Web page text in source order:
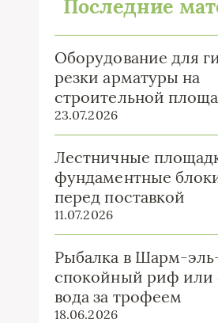
Последние
Оборудование для
резки арматуры на
строительной
23.07.2026
Лестничные
фундаментные
перед поставкой
11.07.2026
Рыбалка в Шарм-
спокойный риф или
вода за трофеем
18.06.2026